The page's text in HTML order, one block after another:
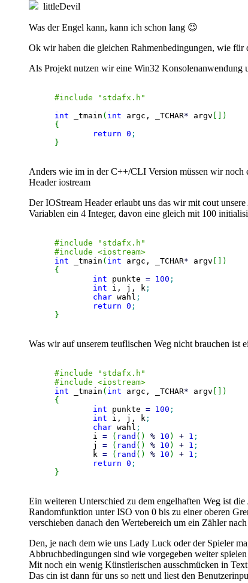
littleDevil
Was der Engel kann, kann ich schon lang 😉
Ok wir haben die gleichen Rahmenbedingungen, wie
Als Projekt nutzen wir eine Win32 Konsolenanwendung
#include "stdafx.h"
int _tmain ( int argc, _TCHAR* argv
)
{
return 0 ;
}
Anders wie im in der C++/CLI Version müssen wir
Header iostream
Der IOStream Header erlaubt uns das wir mit cout
Variablen ein 4 Integer, davon eine gleich mit 100
#include "stdafx.h"
#include <iostream>
int _tmain ( int argc, _TCHAR* argv
)
{
int punkte = 100 ;
int i, j, k ;
char wahl ;
return 0 ;
}
Was wir auf unserem teuflischen Weg nicht brauchen
#include "stdafx.h"
#include <iostream>
int _tmain ( int argc, _TCHAR* argv
)
{
int punkte = 100 ;
int i, j, k ;
char wahl ;
	i
= ( rand ( ) % 10 ) + 1 ;
	j
= ( rand ( ) % 10 ) + 1 ;
	k
= ( rand ( ) % 10 ) + 1 ;
return 0 ;
}
Ein weiteren Unterschied zu dem engelhaften Weg ist
Randomfunktion unter ISO von 0 bis zu einer oberen
verschieben danach den Wertebereich um ein Zähler
Den, je nach dem wie uns Lady Luck oder der Spieler
Abbruchbedingungen sind wie vorgegeben weiter
Mit noch ein wenig Künstlerischen ausschmücken in
Das cin ist dann für uns so nett und liest den